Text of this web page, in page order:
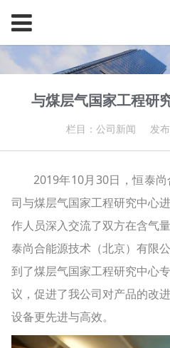
与煤层气国家工程研
栏目：公司新闻 发
2019年10月30日，恒泰
司与煤层气国家工程研究中心
作人员深入交流了双方在含气
泰尚合能源技术（北京）有限
到了煤层气国家工程研究中心
议，促进了我公司对产品的改
设备更先进与高效。